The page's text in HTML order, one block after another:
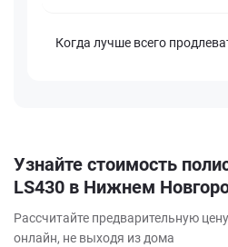
Когда лучше всего
Узнайте стоимость
LS430 в Нижнем
Рассчитайте предварительную
онлайн, не выходя из дома